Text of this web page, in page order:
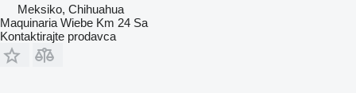
Meksiko, Chihuahua
Maquinaria Wiebe Km 24 Sa
Kontaktirajte prodavca